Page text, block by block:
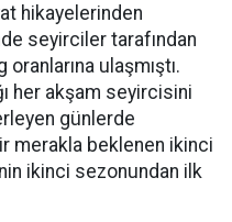
hikayelerinden
seyirciler tarafından
ulaşmıştı.
her akşam seyircisini
günlerde
merakla beklenen ikinci
ikinci sezonundan ilk